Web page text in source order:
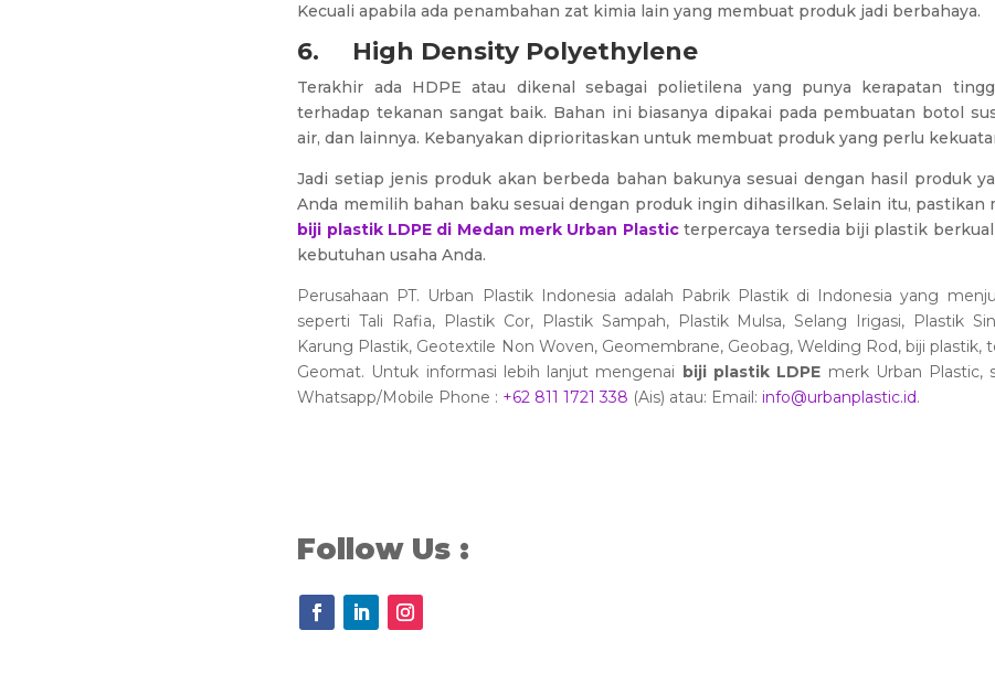
Kecuali apabila ada penambahan zat kimia lain yang membuat produk jadi berbahaya.
6. High Density Polyethylene
Terakhir ada HDPE atau dikenal sebagai polietilena yang punya kerapatan
terhadap tekanan sangat baik. Bahan ini biasanya dipakai pada pembuatan botol
air, dan lainnya. Kebanyakan diprioritaskan untuk membuat produk yang perlu
Jadi setiap jenis produk akan berbeda bahan bakunya sesuai dengan hasil produk
Anda memilih bahan baku sesuai dengan produk ingin dihasilkan. Selain itu, pastikan
biji plastik LDPE di Medan merk Urban Plasticterpercaya tersedia biji plastik
kebutuhan usaha Anda.
Perusahaan PT. Urban Plastik Indonesia adalah Pabrik Plastik di Indonesia yang
seperti Tali Rafia, Plastik Cor, Plastik Sampah, Plastik Mulsa, Selang Irigasi, Plastik
Karung Plastik, Geotextile Non Woven, Geomembrane, Geobag, Welding Rod, biji plastik,
Geomat. Untuk informasi lebih lanjut mengenai
biji plastik LDPE merk Urban Plastic,
Whatsapp/Mobile Phone : +62 811 1721 338 (Ais) atau: Email: info@urbanplastic.id.
Follow Us :